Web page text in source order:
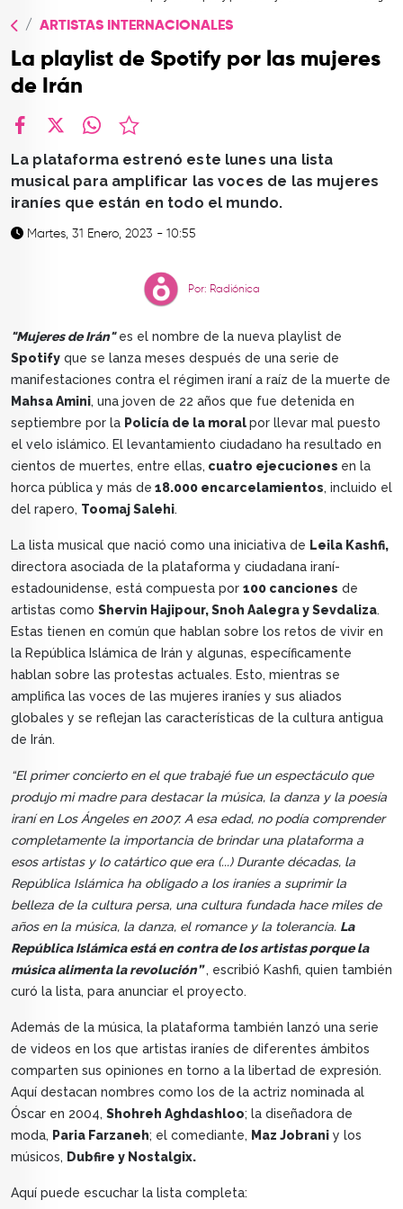
CONTACTO
ARTISTAS INTERNACIONALES
La playlist de Spotify por las mujeres
de Irán
La plataforma estrenó este lunes una lista
musical para amplificar las voces de las mujeres
iraníes que están en todo el mundo.
Martes, 31 Enero, 2023 - 10:55
Por: Radiónica
"Mujeres de Irán"es el nombre de la nueva playlist de
Spotify que se lanza meses después de una serie de
manifestaciones contra el régimen iraní a raíz de la muerte de
Mahsa Amini, una joven de 22 años que fue detenida en
septiembre por la Policía de la moralpor llevar mal puesto
el velo islámico. El levantamiento ciudadano ha resultado en
cientos de muertes, entre ellas, cuatro ejecuciones en la
horca pública y más de 18.000 encarcelamientos, incluido el
del rapero, Toomaj Salehi.
La lista musical que nació como una iniciativa de Leila Kashfi,
directora asociada de la plataforma y ciudadana iraní-
estadounidense, está compuesta por 100 canciones de
artistas como Shervin Hajipour, Snoh Aalegra y Sevdaliza.
Estas tienen en común que hablan sobre los retos de vivir en
la República Islámica de Irán y algunas, específicamente
hablan sobre las protestas actuales. Esto, mientras se
amplifica las voces de las mujeres iraníes y sus aliados
globales y se reflejan las características de la cultura antigua
de Irán.
“El primer concierto en el que trabajé fue un espectáculo que
produjo mi madre para destacar la música, la danza y la poesía
iraní en Los Ángeles en 2007. A esa edad, no podía comprender
completamente la importancia de brindar una plataforma a
esos artistas y lo catártico que era (...) Durante décadas, la
República Islámica ha obligado a los iraníes a suprimir la
belleza de la cultura persa, una cultura fundada hace miles de
años en la música, la danza, el romance y la tolerancia. La
República Islámica está en contra de los artistas porque la
música alimenta la revolución”, escribió Kashfi, quien también
curó la lista, para anunciar el proyecto.
Además de la música, la plataforma también lanzó una serie
de videos en los que artistas iraníes de diferentes ámbitos
comparten sus opiniones en torno a la libertad de expresión.
Aquí destacan nombres como los de la actriz nominada al
Óscar en 2004, Shohreh Aghdashloo; la diseñadora de
moda, Paria Farzaneh; el comediante, Maz Jobrani y los
músicos, Dubfire y Nostalgix.
Aquí puede escuchar la lista completa: